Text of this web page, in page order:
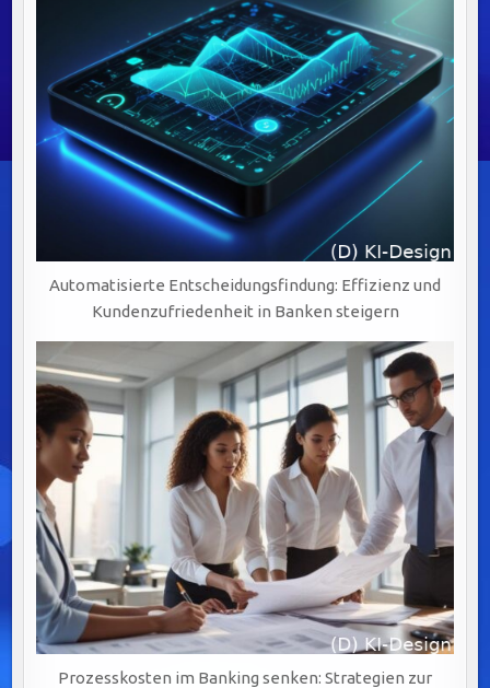
Automatisierte Entscheidungsfindung: Effizienz und
Kundenzufriedenheit in Banken steigern
Prozesskosten im Banking senken: Strategien zur